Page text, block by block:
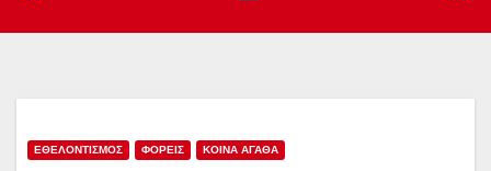
ΕΘΕΛΟΝΤΙΣΜΟΣ ΦΟΡΕΙΣ ΚΟΙΝΑ ΑΓΑΘΑ